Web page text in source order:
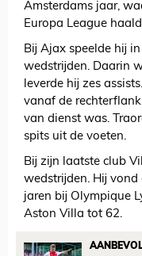
Amsterdams jaar,
Europa League
Bij Ajax speelde hij
wedstrijden. Daarin
leverde hij zes
vanaf de
van dienst was.
spits uit de voeten.
Bij zijn laatste club
wedstrijden. Hij vond
jaren bij Olympique
Aston Villa tot 62.